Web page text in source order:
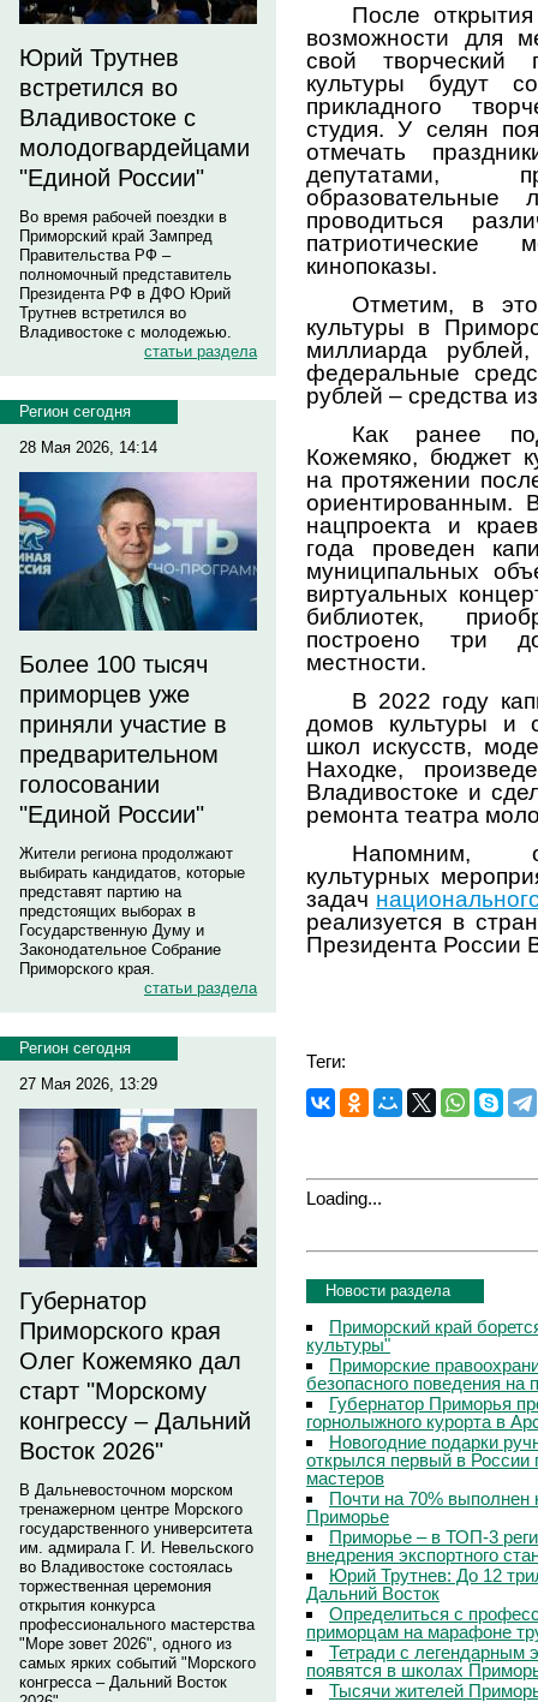
Юрий Трутнев
встретился во
Владивостоке с
молодогвардейцами
"Единой России"
Во время рабочей поездки в
Приморский край Зампред
Правительства РФ –
полномочный представитель
Президента РФ в ДФО Юрий
Трутнев встретился во
Владивостоке с молодежью.
статьи раздела
Регион сегодня
28 Мая 2026, 14:14
Более 100 тысяч
приморцев уже
приняли участие в
предварительном
голосовании
"Единой России"
Жители региона продолжают
выбирать кандидатов, которые
представят партию на
предстоящих выборах в
Государственную Думу и
Законодательное Собрание
Приморского края.
статьи раздела
Регион сегодня
27 Мая 2026, 13:29
Губернатор
Приморского края
Олег Кожемяко дал
старт "Морскому
конгрессу – Дальний
Восток 2026"
В Дальневосточном морском
тренажерном центре Морского
государственного университета
им. адмирала Г. И. Невельского
во Владивостоке состоялась
торжественная церемония
открытия конкурса
профессионального мастерства
"Море зовет 2026", одного из
самых ярких событий "Морского
конгресса – Дальний Восток
После
возможности для
свой
культуры будут
прикладного
студия. У селян
отмечать
депутатами,
образовательные
проводиться
патриотические
кинопоказы.
Отметим, в
культуры в
миллиарда
федеральные
рублей – средства
Как ранее
Кожемяко, бюджет
на протяжении
ориентированным.
нацпроекта и
года проведен
муниципальных
виртуальных
библиотек,
построено три
местности.
В 2022 году
домов культуры и
школ искусств,
Находке,
Владивостоке и
ремонта театра
Напомним,
культурных
задач
реализуется в
Президента России
Теги:
Loading...
Новости раздела
Приморский край
культуры"
Приморские
безопасного поведения
Губернатор Приморья
горнолыжного курорта в
Новогодние подарки
открылся первый в России
мастеров
Почти на 70%
Приморье
Приморье – в ТОП-3
внедрения экспортного
Юрий Трутнев: До 12
Дальний Восток
Определиться с
приморцам на марафоне
Тетради с легендарным
появятся в школах
Тысячи жителей